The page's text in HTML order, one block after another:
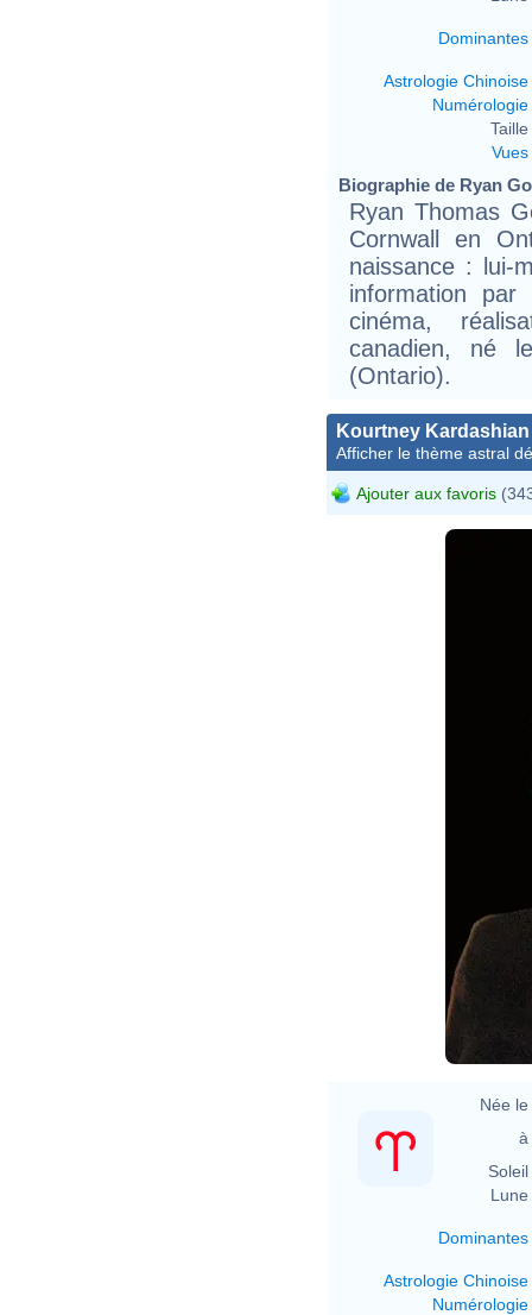
Dominantes
Astrologie Chinoise
Numérologie
Taille
Vues
Biographie de Ryan
Ryan Thomas
Cornwall en
naissance : lui-
information
cinéma,
canadien, né
(Ontario).
Kourtney Kardashian
Afficher le thème astral
Ajouter aux favoris
Née le
à
Soleil
Lune
Dominantes
Astrologie Chinoise
Numérologie